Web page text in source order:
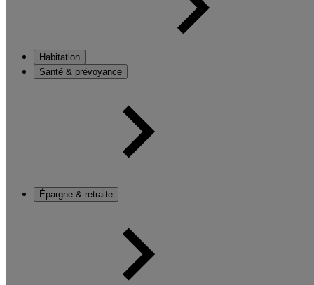
Habitation
Santé & prévoyance
Épargne & retraite